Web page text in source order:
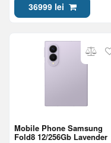
36999 lei
Mobile Phone Samsung
Fold8 12/256Gb Lavender